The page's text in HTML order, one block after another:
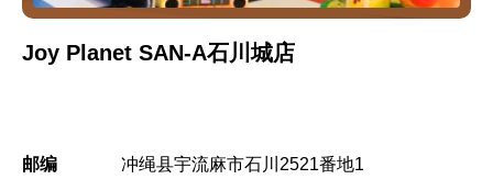
Joy Planet SAN-A石川城店
邮编 冲绳县宇流麻市石川2521番地1